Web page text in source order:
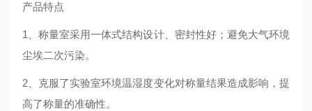
产品特点
1、称量室采用一体式结构设计、密封性好；避免大气环境
尘埃二次污染。
2、克服了实验室环境温湿度变化对称量结果造成影响，提
高了称量的准确性。